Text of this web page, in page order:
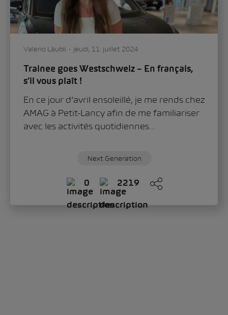
Valerio Läubli jeudi, 11. juillet 2024
Trainee goes Westschweiz – En français,
s’il vous plaît !
En ce jour d’avril ensoleillé, je me rends chez
AMAG à Petit-Lancy afin de me familiariser
avec les activités quotidiennes...
Next Generation
0 2219